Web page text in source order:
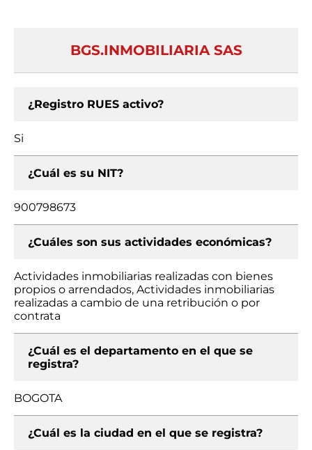
BGS.INMOBILIARIA SAS
¿Registro RUES activo?
Si
¿Cuál es su NIT?
900798673
¿Cuáles son sus actividades económicas?
Actividades inmobiliarias realizadas con bienes
propios o arrendados, Actividades inmobiliarias
realizadas a cambio de una retribución o por
contrata
¿Cuál es el departamento en el que se
registra?
BOGOTA
¿Cuál es la ciudad en el que se registra?